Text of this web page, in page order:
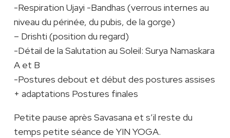
-Respiration Ujayi -Bandhas (verrous internes au
niveau du périnée, du pubis, de la gorge)
– Drishti (position du regard)
-Détail de la Salutation au Soleil: Surya Namaskara
A et B
-Postures debout et début des postures assises
+ adaptations Postures finales
Petite pause après Savasana et s’il reste du
temps petite séance de YIN YOGA.